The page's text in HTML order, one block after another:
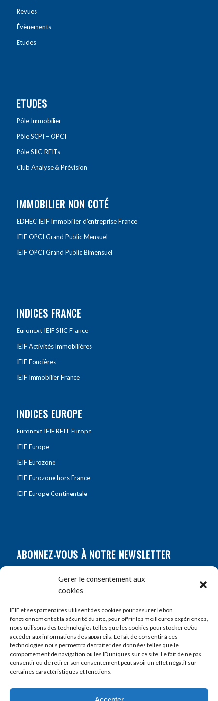
Gérer le consentement aux
cookies
IEIF et ses partenaires utilisent des cookies pour assurer le bon
fonctionnement et la sécurité du site, pour offrir les meilleures expériences,
nous utilisons des technologies telles que les cookies pour stocker et/ou
accéder aux informations des appareils. Le fait de consentir à ces
technologies nous permettra de traiter des données telles que le
comportement de navigation ou les ID uniques sur ce site. Le fait de ne pas
consentir ou de retirer son consentement peut avoir un effet négatif sur
certaines caractéristiques et fonctions.
Accepter
Revues
Évènements
Etudes
ETUDES
Pôle Immobilier
Pôle SCPI – OPCI
Pôle SIIC-REITs
Club Analyse & Prévision
IMMOBILIER NON COTÉ
EDHEC IEIF Immobilier d’entreprise France
IEIF OPCI Grand Public Mensuel
IEIF OPCI Grand Public Bimensuel
INDICES FRANCE
Euronext IEIF SIIC France
IEIF Activités Immobilières
IEIF Foncières
IEIF Immobilier France
INDICES EUROPE
Euronext IEIF REIT Europe
IEIF Europe
IEIF Eurozone
IEIF Eurozone hors France
IEIF Europe Continentale
ABONNEZ-VOUS À NOTRE NEWSLETTER
Prénom
E-mail*